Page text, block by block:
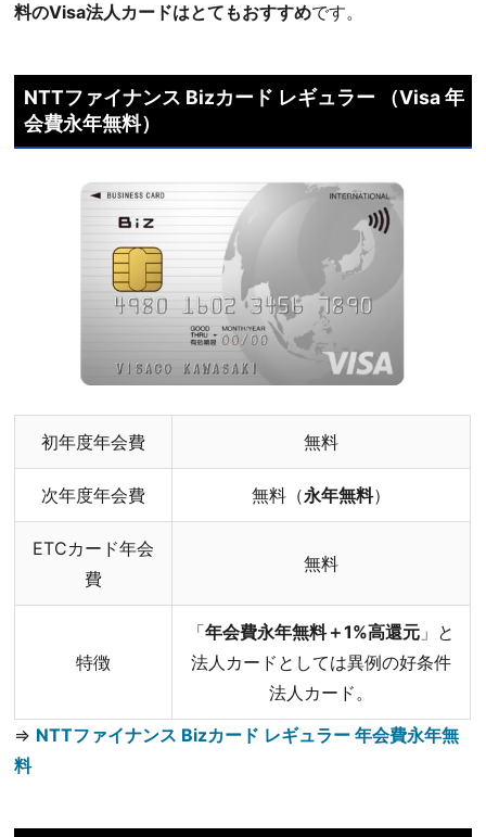
料のVisa法人カードはとてもおすすめです。
NTTファイナンス Bizカード レギュラー （Visa 年
会費永年無料）
初年度年会費 無料
次年度年会費 無料（永年無料）
ETCカード年会
費
無料
特徴
「年会費永年無料＋1%高還元 」と
法人カードとしては異例の好条件
法人カード。
⇒ NTTファイナンス Bizカード レギュラー 年会費永年無
料